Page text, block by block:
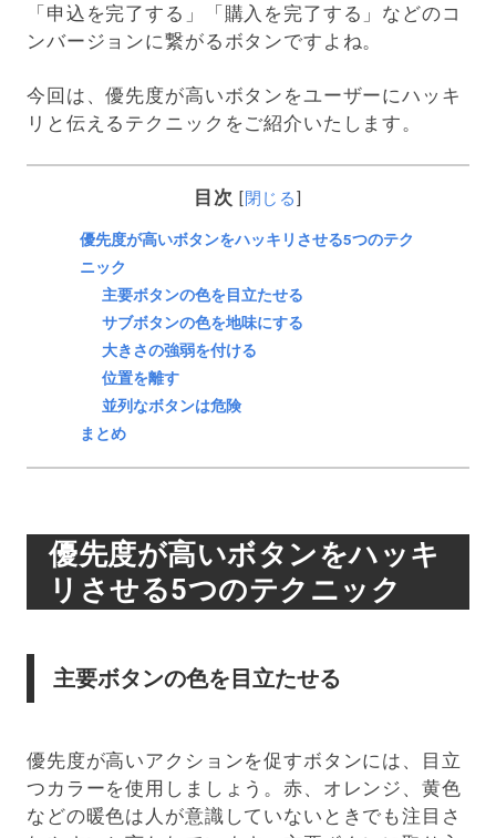
「申込を完了する」「購入を完了する」などのコ
ンバージョンに繋がるボタンですよね。
今回は、優先度が高いボタンをユーザーにハッキ
リと伝えるテクニックをご紹介いたします。
目次 [閉じる]
優先度が高いボタンをハッキリさせる5つのテク
ニック
主要ボタンの色を目立たせる
サブボタンの色を地味にする
大きさの強弱を付ける
位置を離す
並列なボタンは危険
まとめ
優先度が高いボタンをハッキ
リさせる5つのテクニック
主要ボタンの色を目立たせる
優先度が高いアクションを促すボタンには、目立
つカラーを使用しましょう。赤、オレンジ、黄色
などの暖色は人が意識していないときでも注目さ